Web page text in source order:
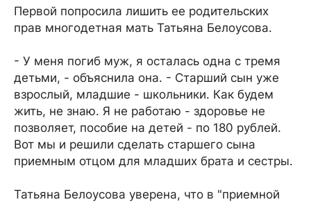
Первой попросила лишить ее родительских
прав многодетная мать Татьяна Белоусова.
- У меня погиб муж, я осталась одна с тремя
детьми, - объяснила она. - Старший сын уже
взрослый, младшие - школьники. Как будем
жить, не знаю. Я не работаю - здоровье не
позволяет, пособие на детей - по 180 рублей.
Вот мы и решили сделать старшего сына
приемным отцом для младших брата и сестры.
Татьяна Белоусова уверена, что в "приемной